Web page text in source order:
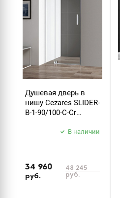
Душевая дверь в
нишу Cezares SLIDER-
B-1-90/100-C-Cr
В наличии
34 960
руб.
48 245
руб.